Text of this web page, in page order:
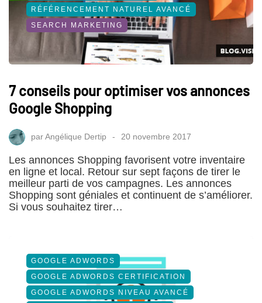
RÉFÉRENCEMENT NATUREL AVANCÉ
SEARCH MARKETING
7 conseils pour optimiser vos annonces
Google Shopping
parAngélique Dertip 20 novembre 2017
Les annonces Shopping favorisent votre inventaire
en ligne et local. Retour sur sept façons de tirer le
meilleur parti de vos campagnes. Les annonces
Shopping sont géniales et continuent de s’améliorer.
Si vous souhaitez tirer…
GOOGLE ADWORDS
GOOGLE ADWORDS CERTIFICATION
GOOGLE ADWORDS NIVEAU AVANCÉ